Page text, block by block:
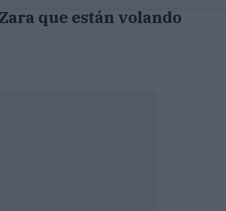
que están volando